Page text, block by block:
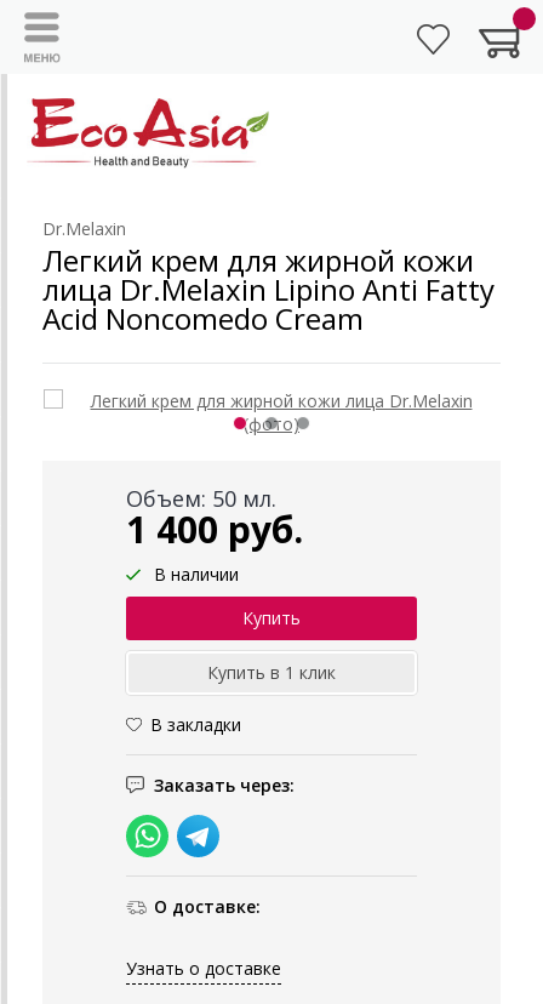
Dr.Melaxin
Легкий крем для жирной кожи
лица Dr.Melaxin Lipino Anti Fatty
Acid Noncomedo Cream
Объем: 50 мл.
1 400 руб.
В наличии
В закладки
Заказать через:
О доставке:
Узнать о доставке